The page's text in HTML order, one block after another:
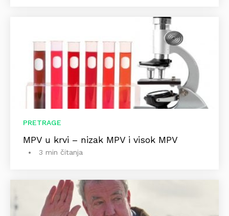
PRETRAGE
MPV u krvi – nizak MPV i visok MPV
3 min čitanja